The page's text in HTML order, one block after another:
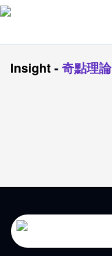
Insight-奇點理論